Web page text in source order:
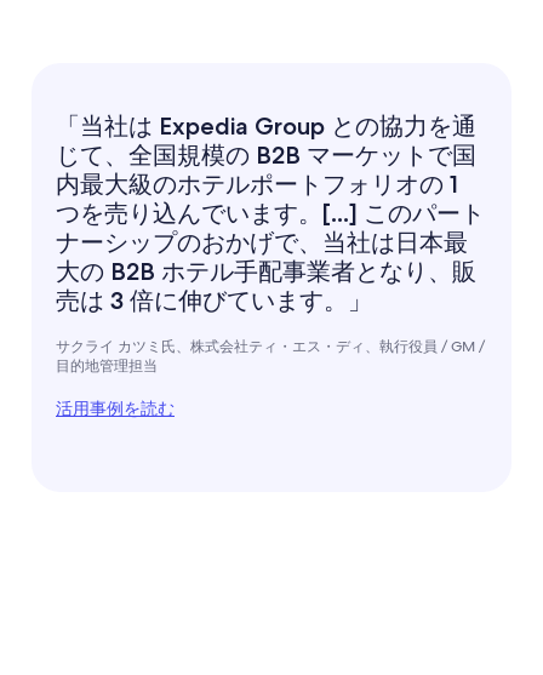
「当社は Expedia Group との協力を通
じて、全国規模の B2B マーケットで国
内最大級のホテルポートフォリオの 1
つを売り込んでいます。[...] このパート
ナーシップのおかげで、当社は日本最
大の B2B ホテル手配事業者となり、販
売は 3 倍に伸びています。」
サクライ カツミ氏、株式会社ティ・エス・ディ、執行役員 / GM /
目的地管理担当
活用事例を読む